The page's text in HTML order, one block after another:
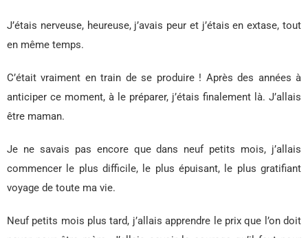
J’étais nerveuse, heureuse, j’avais peur et j’étais en extase, tout
en même temps.
C’était vraiment en train de se produire ! Après des années à
anticiper ce moment, à le préparer, j’étais finalement là. J’allais
être maman.
Je ne savais pas encore que dans neuf petits mois, j’allais
commencer le plus difficile, le plus épuisant, le plus gratifiant
voyage de toute ma vie.
Neuf petits mois plus tard, j’allais apprendre le prix que l’on doit